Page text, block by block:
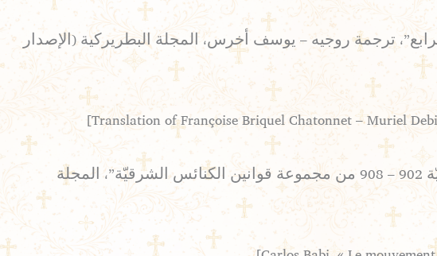
ترجمة روجيه – يوسف أخرس، المجلة البطريركية (الإصدار
بابي، الربّان كارلوس جان، “الحركة المسكونيّة بمدّها الشرقيّ وجزرها الغربيّ بحسب الموادّ القانونيّة 902 – 908 من مجموعة قوانين الكنائس الشرقيّة”، المجلة